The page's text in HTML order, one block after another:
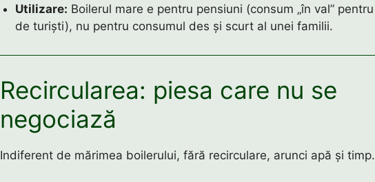
Utilizare: Boilerul mare e pentru pensiuni (consum „în val”
de turiști), nu pentru consumul des și scurt al unei familii.
Recircularea: piesa care nu se
negociază
Indiferent de mărimea boilerului, fără recirculare, arunci apă și timp.